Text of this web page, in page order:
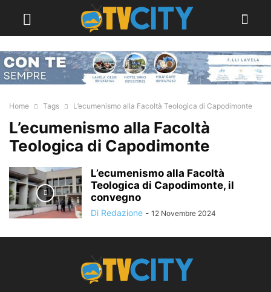
Home Tags L’ecumenismo alla Facoltà Teologica di Capodimonte
L’ecumenismo alla Facoltà
Teologica di Capodimonte
L’ecumenismo alla Facoltà
Teologica di Capodimonte, il
convegno
Di Redazione - 12 Novembre 2024